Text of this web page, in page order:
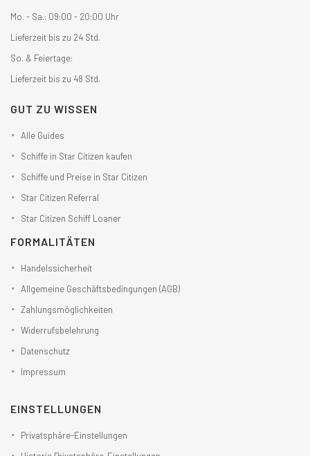
Mo. - Sa.: 09:00 - 20:00 Uhr
Lieferzeit bis zu 24 Std.
So. & Feiertage:
Lieferzeit bis zu 48 Std.
GUT ZU WISSEN
Alle Guides
Schiffe in Star Citizen kaufen
Schiffe und Preise in Star Citizen
Star Citizen Referral
Star Citizen Schiff Loaner
FORMALITÄTEN
Handelssicherheit
Allgemeine Geschäftsbedingungen (AGB)
Zahlungsmöglichkeiten
Widerrufsbelehrung
Datenschutz
Impressum
EINSTELLUNGEN
Privatsphäre-Einstellungen